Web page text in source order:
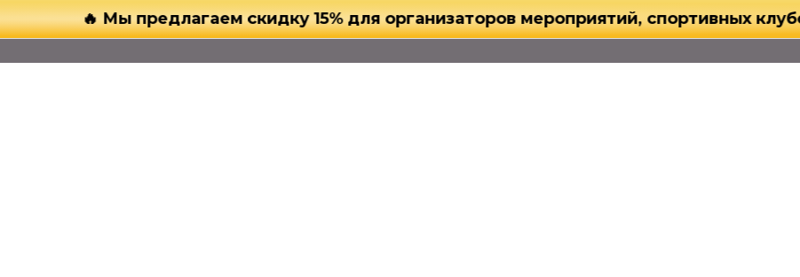
🔥 Мы предлагаем скидку 15% для организаторов мероприятий, спортивных клубов и